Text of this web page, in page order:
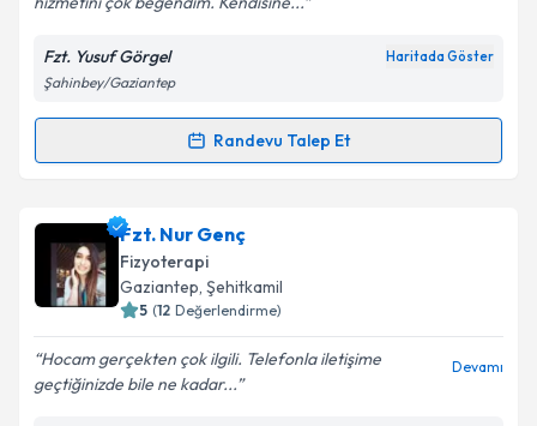
Fzt. Yusuf Görgel Haritada Göster
Şahinbey/Gaziantep
Randevu Talep Et
Randevu Takvimi Talebi
Fzt. Yusuf Görgeliçin randevu takvimi talebi
oluşturun. Size bu uzmandan randevu almanız için bir
takvim hazırlandığında e-posta ile bilgilendireceğiz.
Fzt. Nur Genç
Fizyoterapi
Gaziantep, Şehitkamil
5 (12 Değerlendirme)
Hocam gerçekten çok ilgili. Telefonla iletişime
geçtiğinizde bile ne kadar...
Devamı